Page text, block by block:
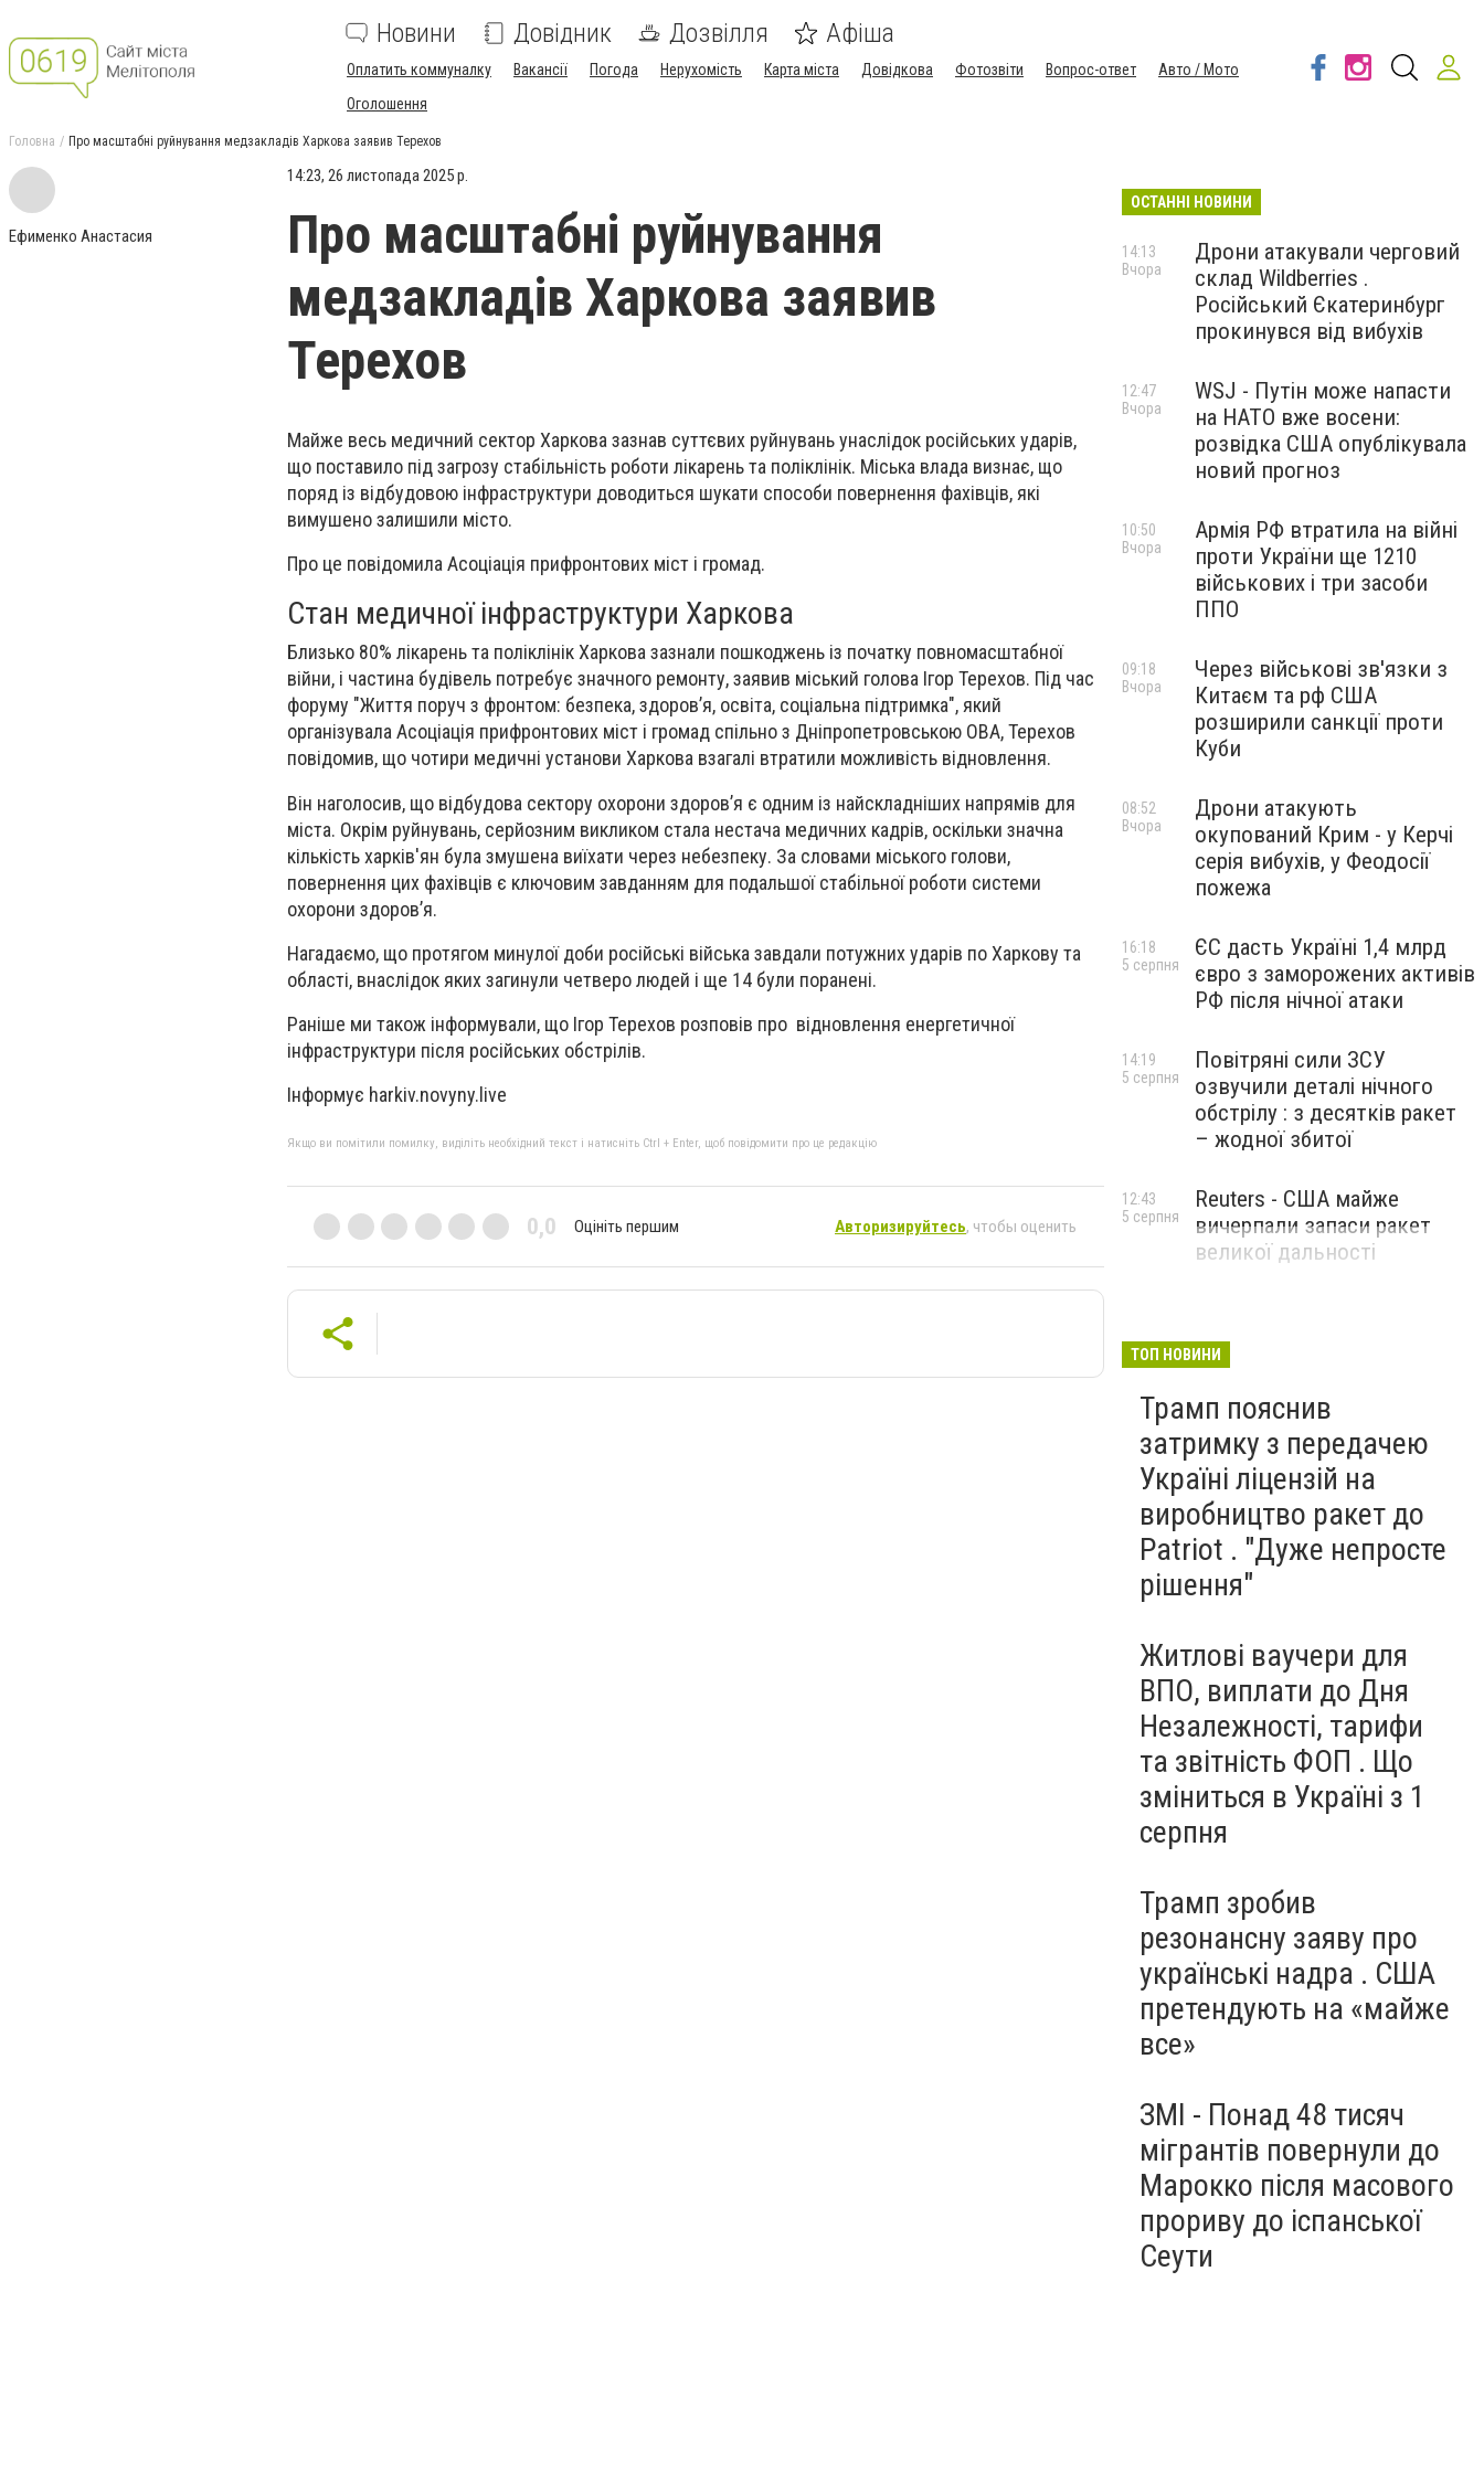
Новини Довідник Дозвілля Афіша
Оплатить коммуналку Вакансії Погода Нерухомість Карта міста Довідкова Фотозвіти Вопрос-ответ
Авто / Мото
Оголошення
Головна Про масштабні руйнування медзакладів Харкова заявив Терехов
Ефименко Анастасия
14:23, 26 листопада 2025 р.
Про масштабні руйнування
медзакладів Харкова заявив
Терехов
Майже весь медичний сектор Харкова зазнав суттєвих руйнувань унаслідок російських ударів,
що поставило під загрозу стабільність роботи лікарень та поліклінік. Міська влада визнає, що
поряд із відбудовою інфраструктури доводиться шукати способи повернення фахівців, які
вимушено залишили місто.
Про це повідомила Асоціація прифронтових міст і громад.
Стан медичної інфраструктури Харкова
Близько 80% лікарень та поліклінік Харкова зазнали пошкоджень із початку повномасштабної
війни, і частина будівель потребує значного ремонту, заявив міський голова Ігор Терехов. Під час
форуму "Життя поруч з фронтом: безпека, здоров’я, освіта, соціальна підтримка", який
організувала Асоціація прифронтових міст і громад спільно з Дніпропетровською ОВА, Терехов
повідомив, що чотири медичні установи Харкова взагалі втратили можливість відновлення.
Він наголосив, що відбудова сектору охорони здоров’я є одним із найскладніших напрямів для
міста. Окрім руйнувань, серйозним викликом стала нестача медичних кадрів, оскільки значна
кількість харків'ян була змушена виїхати через небезпеку. За словами міського голови,
повернення цих фахівців є ключовим завданням для подальшої стабільної роботи системи
охорони здоров’я.
Нагадаємо, що протягом минулої доби російські війська завдали потужних ударів по Харкову та
області, внаслідок яких загинули четверо людей і ще 14 були поранені.
Раніше ми також інформували, що Ігор Терехов розповів про відновлення енергетичної
інфраструктури після російських обстрілів.
Інформує harkiv.novyny.live
Якщо ви помітили помилку, виділіть необхідний текст і натисніть Ctrl + Enter, щоб повідомити про це редакцію
0,0 Оцініть першим Авторизируйтесь, чтобы оценить
ОСТАННІ НОВИНИ
Дрони атакували черговий
склад Wildberries .
Російський Єкатеринбург
прокинувся від вибухів
14:13
Вчора
WSJ - Путін може напасти
на НАТО вже восени:
розвідка США опублікувала
новий прогноз
12:47
Вчора
Армія РФ втратила на війні
проти України ще 1210
військових і три засоби
ППО
10:50
Вчора
Через військові зв'язки з
Китаєм та рф США
розширили санкції проти
Куби
09:18
Вчора
Дрони атакують
окупований Крим - у Керчі
серія вибухів, у Феодосії
пожежа
08:52
Вчора
ЄС дасть Україні 1,4 млрд
євро з заморожених активів
РФ після нічної атаки
16:18
5 серпня
Повітряні сили ЗСУ
озвучили деталі нічного
обстрілу : з десятків ракет
– жодної збитої
14:19
5 серпня
Reuters - США майже
вичерпали запаси ракет
великої дальності
12:43
5 серпня
ТОП НОВИНИ
Трамп пояснив
затримку з передачею
Україні ліцензій на
виробництво ракет до
Patriot . "Дуже непросте
рішення"
Житлові ваучери для
ВПО, виплати до Дня
Незалежності, тарифи
та звітність ФОП . Що
зміниться в Україні з 1
серпня
Трамп зробив
резонансну заяву про
українські надра . США
претендують на «майже
все»
ЗМІ - Понад 48 тисяч
мігрантів повернули до
Марокко після масового
прориву до іспанської
Сеути